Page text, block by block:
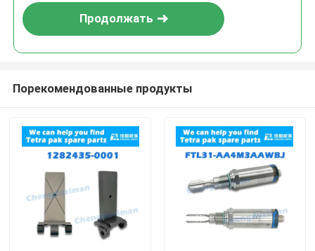
Продолжать
Порекомендованные продукты